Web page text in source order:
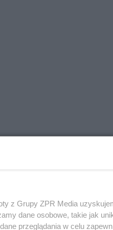
lekarza.
z Grupy ZPR Media
dane osobowe, takie jak
przeglądania w celu